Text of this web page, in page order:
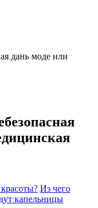
дань моде или
Из чего
капельницы